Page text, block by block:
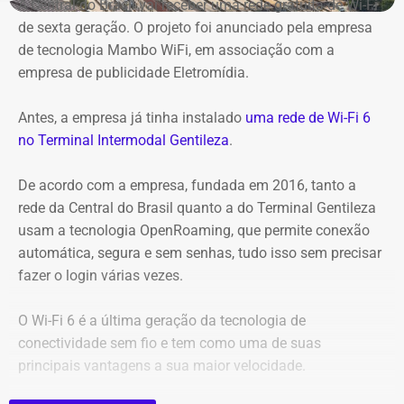
Captura de tela da publicação de André Janones, utilizado como prova na
representação de Alana Passos — Foto: Reprodução
Na representação, Alana Passos argumenta que, por se
declarações extrapolam os limites da liberdade de
expressão e podem caracterizar, em tese, violação aos
A Central do Brasil vai receber uma rede gratuita de Wi-Fi
de sexta geração. O projeto foi anunciado pela empresa
de tecnologia Mambo WiFi, em associação com a
empresa de publicidade Eletromídia.
Antes, a empresa já tinha instalado uma rede de Wi-Fi 6
no Terminal Intermodal Gentileza.
De acordo com a empresa, fundada em 2016, tanto a
rede da Central do Brasil quanto a do Terminal Gentileza
usam a tecnologia OpenRoaming, que permite conexão
automática, segura e sem senhas, tudo isso sem precisar
fazer o login várias vezes.
O Wi-Fi 6 é a última geração da tecnologia de
conectividade sem fio e tem como uma de suas
principais vantagens a sua maior velocidade.